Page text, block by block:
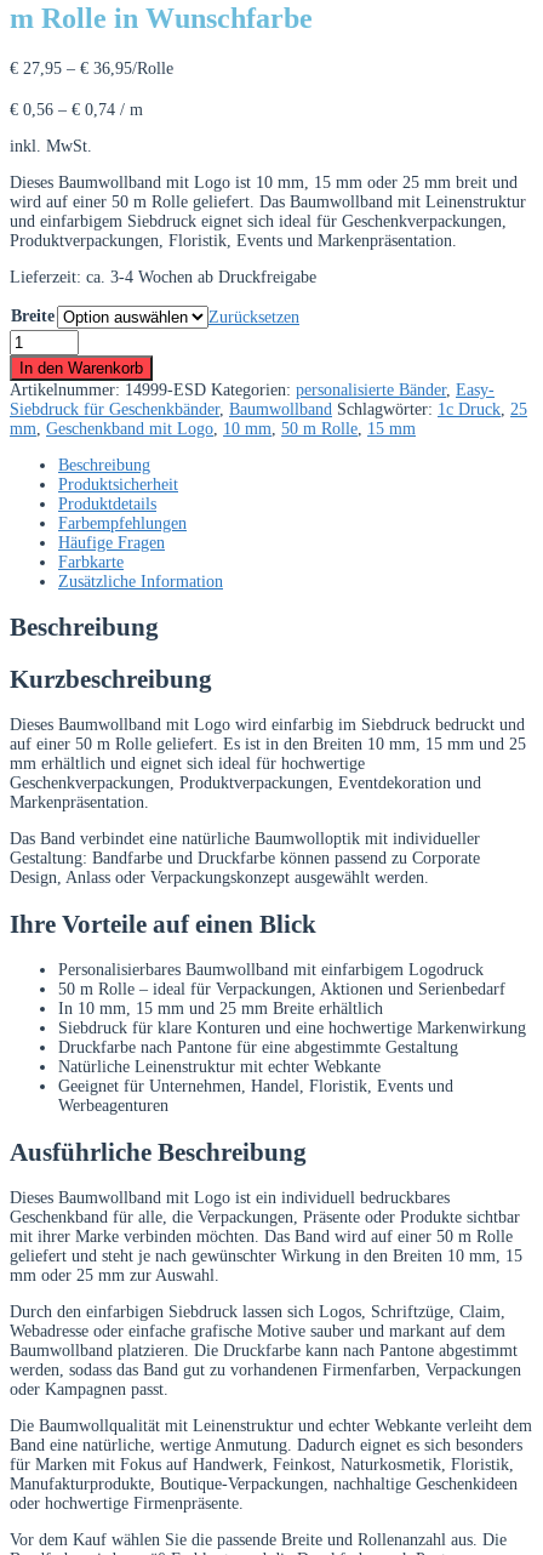
m Rolle in Wunschfarbe
€ 27,95 – € 36,95/Rolle
€ 0,56 – € 0,74 / m
inkl. MwSt.
Dieses Baumwollband mit Logo ist 10 mm, 15 mm oder 25 mm breit und
wird auf einer 50 m Rolle geliefert. Das Baumwollband mit Leinenstruktur
und einfarbigem Siebdruck eignet sich ideal für Geschenkverpackungen,
Produktverpackungen, Floristik, Events und Markenpräsentation.
Lieferzeit: ca. 3-4 Wochen ab Druckfreigabe
Breite
Zurücksetzen
Baumwollband
mit
Logo
10–
25
mm
Rolle
Wunschfarbe
Menge
In den Warenkorb
Artikelnummer: 14999-ESD Kategorien: personalisierte Bänder, Easy-
Siebdruck für Geschenkbänder, Baumwollband Schlagwörter: 1c Druck 25
mm Geschenkband mit Logo 10 mm 50 m Rolle 15 mm
Beschreibung
Produktsicherheit
Produktdetails
Farbempfehlungen
Häufige Fragen
Farbkarte
Zusätzliche Information
Beschreibung
Kurzbeschreibung
Dieses Baumwollband mit Logo wird einfarbig im Siebdruck bedruckt und
auf einer 50 m Rolle geliefert. Es ist in den Breiten 10 mm, 15 mm und 25
mm erhältlich und eignet sich ideal für hochwertige
Geschenkverpackungen, Produktverpackungen, Eventdekoration und
Markenpräsentation.
Das Band verbindet eine natürliche Baumwolloptik mit individueller
Gestaltung: Bandfarbe und Druckfarbe können passend zu Corporate
Design, Anlass oder Verpackungskonzept ausgewählt werden.
Ihre Vorteile auf einen Blick
Personalisierbares Baumwollband mit einfarbigem Logodruck
50 m Rolle – ideal für Verpackungen, Aktionen und Serienbedarf
In 10 mm, 15 mm und 25 mm Breite erhältlich
Siebdruck für klare Konturen und eine hochwertige Markenwirkung
Druckfarbe nach Pantone für eine abgestimmte Gestaltung
Natürliche Leinenstruktur mit echter Webkante
Geeignet für Unternehmen, Handel, Floristik, Events und
Werbeagenturen
Ausführliche Beschreibung
Dieses Baumwollband mit Logo ist ein individuell bedruckbares
Geschenkband für alle, die Verpackungen, Präsente oder Produkte sichtbar
mit ihrer Marke verbinden möchten. Das Band wird auf einer 50 m Rolle
geliefert und steht je nach gewünschter Wirkung in den Breiten 10 mm, 15
mm oder 25 mm zur Auswahl.
Durch den einfarbigen Siebdruck lassen sich Logos, Schriftzüge, Claim,
Webadresse oder einfache grafische Motive sauber und markant auf dem
Baumwollband platzieren. Die Druckfarbe kann nach Pantone abgestimmt
werden, sodass das Band gut zu vorhandenen Firmenfarben, Verpackungen
oder Kampagnen passt.
Die Baumwollqualität mit Leinenstruktur und echter Webkante verleiht dem
Band eine natürliche, wertige Anmutung. Dadurch eignet es sich besonders
für Marken mit Fokus auf Handwerk, Feinkost, Naturkosmetik, Floristik,
Manufakturprodukte, Boutique-Verpackungen, nachhaltige Geschenkideen
oder hochwertige Firmenpräsente.
Vor dem Kauf wählen Sie die passende Breite und Rollenanzahl aus. Die